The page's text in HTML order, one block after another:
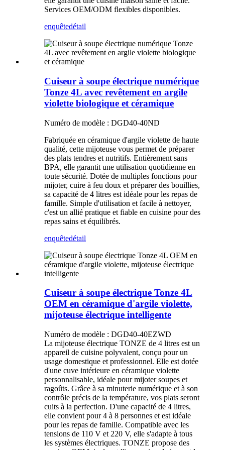
Services OEM/ODM flexibles disponibles.
enquêtedétail
Cuiseur à soupe électrique numérique
Tonze 4L avec revêtement en argile
violette biologique et céramique
Numéro de modèle : DGD40-40ND
Fabriquée en céramique d'argile violette de haute
qualité, cette mijoteuse vous permet de préparer
des plats tendres et nutritifs. Entièrement sans
BPA, elle garantit une utilisation quotidienne en
toute sécurité. Dotée de multiples fonctions pour
mijoter, cuire à feu doux et préparer des bouillies,
sa capacité de 4 litres est idéale pour les repas de
famille. Simple d'utilisation et facile à nettoyer,
c'est un allié pratique et fiable en cuisine pour des
repas sains et équilibrés.
enquêtedétail
Cuiseur à soupe électrique Tonze 4L
OEM en céramique d'argile violette,
mijoteuse électrique intelligente
Numéro de modèle : DGD40-40EZWD
La mijoteuse électrique TONZE de 4 litres est un
appareil de cuisine polyvalent, conçu pour un
usage domestique et professionnel. Elle est dotée
d'une cuve intérieure en céramique violette
personnalisable, idéale pour mijoter soupes et
ragoûts. Grâce à sa minuterie numérique et à son
contrôle précis de la température, vos plats seront
cuits à la perfection. D'une capacité de 4 litres,
elle convient pour 4 à 8 personnes et est idéale
pour les repas de famille. Compatible avec les
tensions de 110 V et 220 V, elle s'adapte à tous
les systèmes électriques. TONZE propose des